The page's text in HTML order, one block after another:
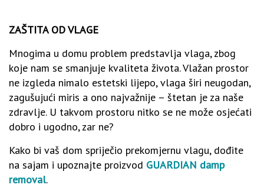
ZAŠTITA OD VLAGE
Mnogima u domu problem predstavlja vlaga, zbog
koje nam se smanjuje kvaliteta života. Vlažan prostor
ne izgleda nimalo estetski lijepo, vlaga širi neugodan,
zagušujući miris a ono najvažnije – štetan je za naše
zdravlje. U takvom prostoru nitko se ne može osjećati
dobro i ugodno, zar ne?
Kako bi vaš dom spriječio prekomjernu vlagu, dođite
na sajam i upoznajte proizvod GUARDIAN damp
removal.